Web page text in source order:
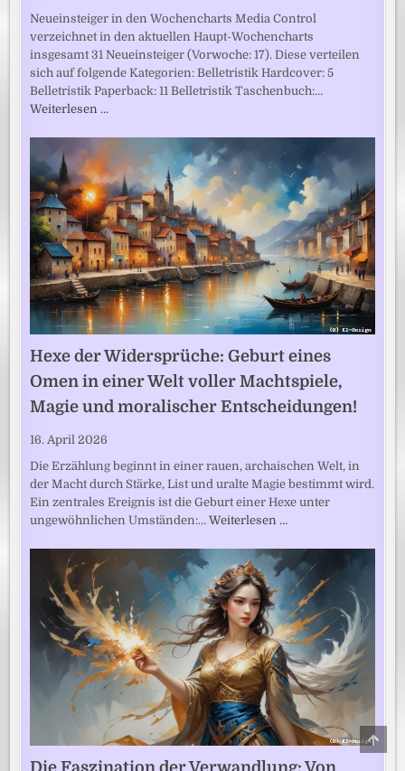
Neueinsteiger in den Wochencharts Media Control
verzeichnet in den aktuellen Haupt-Wochencharts
insgesamt 31 Neueinsteiger (Vorwoche: 17). Diese verteilen
sich auf folgende Kategorien: Belletristik Hardcover: 5
Belletristik Paperback: 11 Belletristik Taschenbuch:…
Weiterlesen …
Hexe der Widersprüche: Geburt eines
Omen in einer Welt voller Machtspiele,
Magie und moralischer Entscheidungen!
16. April 2026
Die Erzählung beginnt in einer rauen, archaischen Welt, in
der Macht durch Stärke, List und uralte Magie bestimmt wird.
Ein zentrales Ereignis ist die Geburt einer Hexe unter
ungewöhnlichen Umständen:…Weiterlesen …
TO